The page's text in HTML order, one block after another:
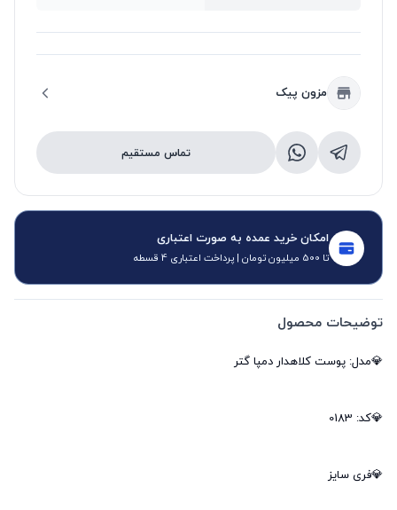
مزون پیک
تماس مستقیم
امکان خرید عمده به صورت اعتباری
تا 500 میلیون تومان | پرداخت اعتباری 4 قسطه
توضیحات محصول